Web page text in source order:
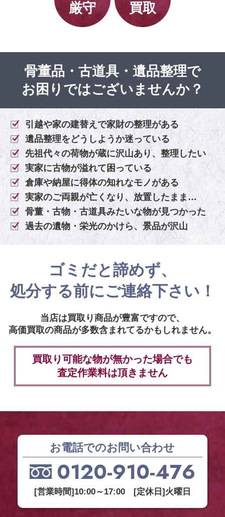
厳守
買取
骨董品・古道具・遺品整理で
お困りではございませんか？
引越や家の建替えで家財の整理がある
遺品整理をどうしようか迷っている
先祖代々の荷物が蔵に沢山あり、整理したい
実家に古物が溢れて困っている
倉庫や納屋に得体の知れなモノがある
実家のご両親が亡くなり、放置したまま…
骨董・古物・古道具みたいな物が見つかった
過去の遺物・栄光のかけら、景品が沢山
ゴミだと諦めず、
処分する前にご連絡下さい！
当店は買取り商品が豊富ですので、
高価買取の商品が多数含まれてるかもしれません。
買取り可能な物が無かった場合でも
査定作業料は頂きません
お電話でのお問い合わせ
0120-910-476
[営業時間]10:00～17:00 [定休日]火曜日